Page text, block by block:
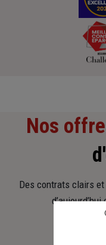
Nos
Des contrats clairs